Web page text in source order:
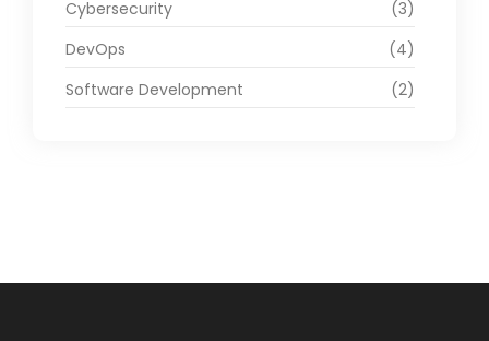
Cybersecurity
(3)
DevOps
(4)
Software Development
(2)